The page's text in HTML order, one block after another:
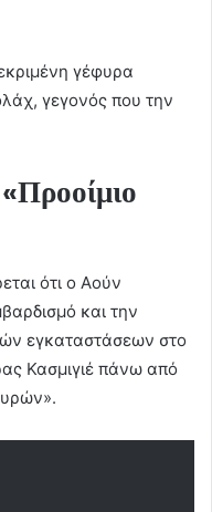
γέφυρα
γεγονός που την
ότι ο Αούν
και την
εγκαταστάσεων στο
Κασμιγιέ πάνω από